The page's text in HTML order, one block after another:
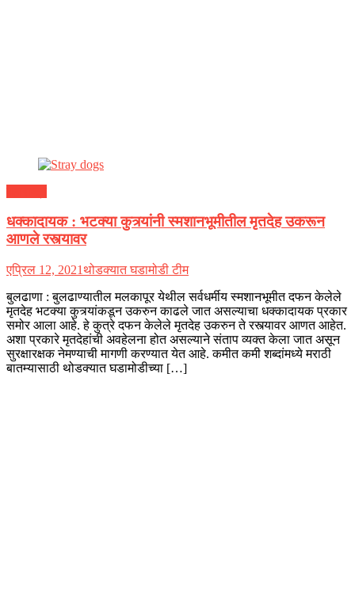
धक्कादायक : भटक्या कुत्र्यांनी स्मशानभूमीतील मृतदेह उकरून
आणले रस्त्यावर
एप्रिल 12, 2021थोडक्यात घडामोडी टीम
बुलढाणा : बुलढाण्यातील मलकापूर येथील सर्वधर्मीय स्मशानभूमीत दफन केलेले
मृतदेह भटक्या कुत्र्यांकडून उकरुन काढले जात असल्याचा धक्कादायक प्रकार
समोर आला आहे. हे कुत्रे दफन केलेले मृतदेह उकरुन ते रस्त्यावर आणत आहेत.
अशा प्रकारे मृतदेहांची अवहेलना होत असल्याने संताप व्यक्त केला जात असून
सुरक्षारक्षक नेमण्याची मागणी करण्यात येत आहे. कमीत कमी शब्दांमध्ये मराठी
बातम्यासाठी थोडक्यात घडामोडीच्या […]